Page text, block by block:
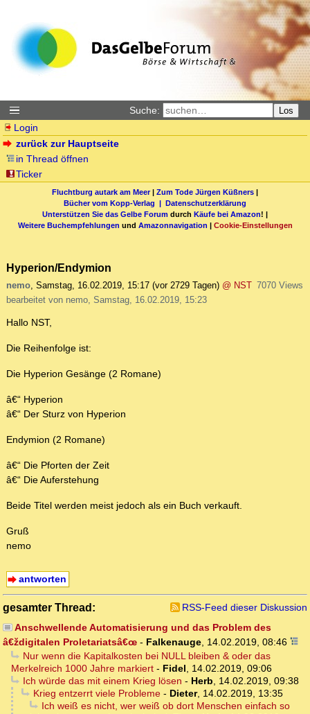
Suche: Los
Login
zurück zur Hauptseite
in Thread öffnen
Ticker
Fluchtburg autark am Meer| Zum Tode Jürgen Küßners |
Bücher vom Kopp-Verlag | Datenschutzerklärung
Unterstützen Sie das Gelbe Forum durch Käufe bei Amazon! |
Weitere Buchempfehlungen und Amazonnavigation | Cookie-Einstellungen
Hyperion/Endymion
nemo, Samstag, 16.02.2019, 15:17 (vor 2729 Tagen) @ NST 7070 Views
bearbeitet von nemo, Samstag, 16.02.2019, 15:23
Hallo NST,
Die Reihenfolge ist:
Die Hyperion Gesänge (2 Romane)
â€“ Hyperion
â€“ Der Sturz von Hyperion
Endymion (2 Romane)
â€“ Die Pforten der Zeit
â€“ Die Auferstehung
Beide Titel werden meist jedoch als ein Buch verkauft.
Gruß
nemo
antworten
gesamter Thread:
RSS-Feed dieser Diskussion
Anschwellende Automatisierung und das Problem des
â€ždigitalen Proletariatsâ€œ - Falkenauge, 14.02.2019, 08:46
Nur wenn die Kapitalkosten bei NULL bleiben & oder das
Merkelreich 1000 Jahre markiert - Fidel, 14.02.2019, 09:06
Ich würde das mit einem Krieg lösen - Herb, 14.02.2019, 09:38
Krieg entzerrt viele Probleme- Dieter, 14.02.2019, 13:35
Ich weiß es nicht, wer weiß ob dort Menschen einfach so